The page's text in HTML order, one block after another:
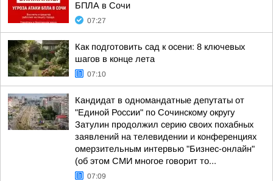
БПЛА в Сочи
07:27
Как подготовить сад к осени: 8 ключевых
шагов в конце лета
07:10
Кандидат в одномандатные депутаты от
"Единой России" по Сочинскому округу
Затулин продолжил серию своих похабных
заявлений на телевидении и конференциях
омерзительным интервью "Бизнес-онлайн"
(об этом СМИ многое говорит то...
07:09